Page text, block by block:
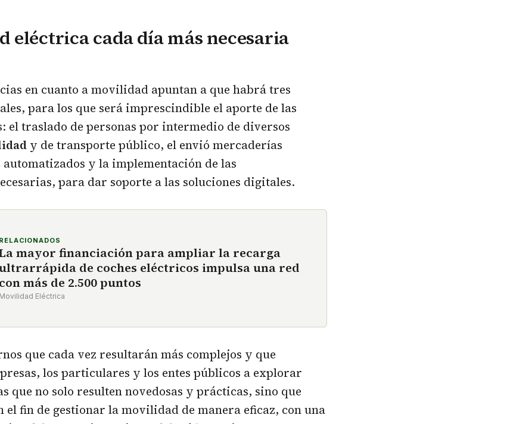
eléctrica cada día más necesaria
en cuanto a movilidad apuntan a que habrá tres
para los que será imprescindible el aporte de las
el traslado de personas por intermedio de diversos
y de transporte público, el envió mercaderías
automatizados y la implementación de las
para dar soporte a las soluciones digitales.
RELACIONADOS
mayor financiación para ampliar la recarga
de coches eléctricos impulsa una red
con más de 2.500 puntos
Movilidad Eléctrica
que cada vez resultarán más complejos y que
los particulares y los entes públicos a explorar
que no solo resulten novedosas y prácticas, sino que
el fin de gestionar la movilidad de manera eficaz, con una